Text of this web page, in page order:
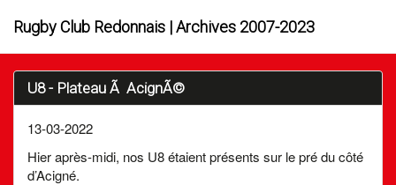
Rugby Club Redonnais | Archives 2007-2023
U8 - Plateau Ã AcignÃ©
13-03-2022
Hier après-midi, nos U8 étaient présents sur le pré du côté
d’Acigné.